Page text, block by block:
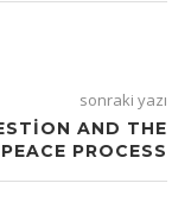
sonraki yazı
AND THE
PEACE PROCESS